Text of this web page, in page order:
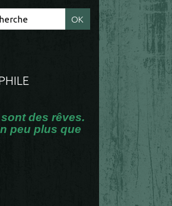
des rêves.
peu plus que